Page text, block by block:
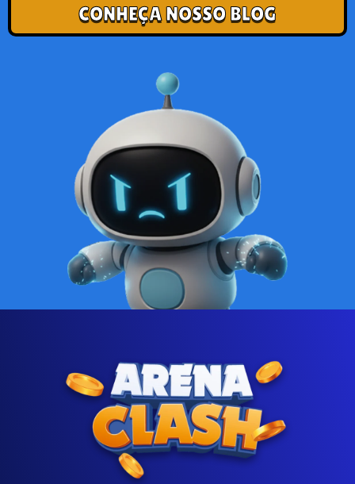
CONHEÇA NOSSO BLOG